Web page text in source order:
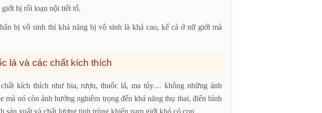
giới bị rối loạn nội tiết tố.
bị vô sinh thì khả năng bị vô sinh là khá cao, kể cả ở nữ giới mà
lá và các chất kích thích
kích thích như bia, rượu, thuốc lá, ma túy… không những ảnh
mà nó còn ảnh hưởng nghiêm trọng đến khả năng thụ thai, điển hình
sản xuất và chất lượng tinh trùng khiến nam giới khó có con.